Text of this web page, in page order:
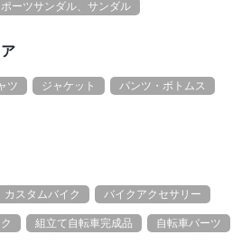
ポーツサンダル、サンダル
ツ ジャケット パンツ・ボトムス
カスタムバイク バイクアクセサリー
組立て自転車完成品 自転車パーツ